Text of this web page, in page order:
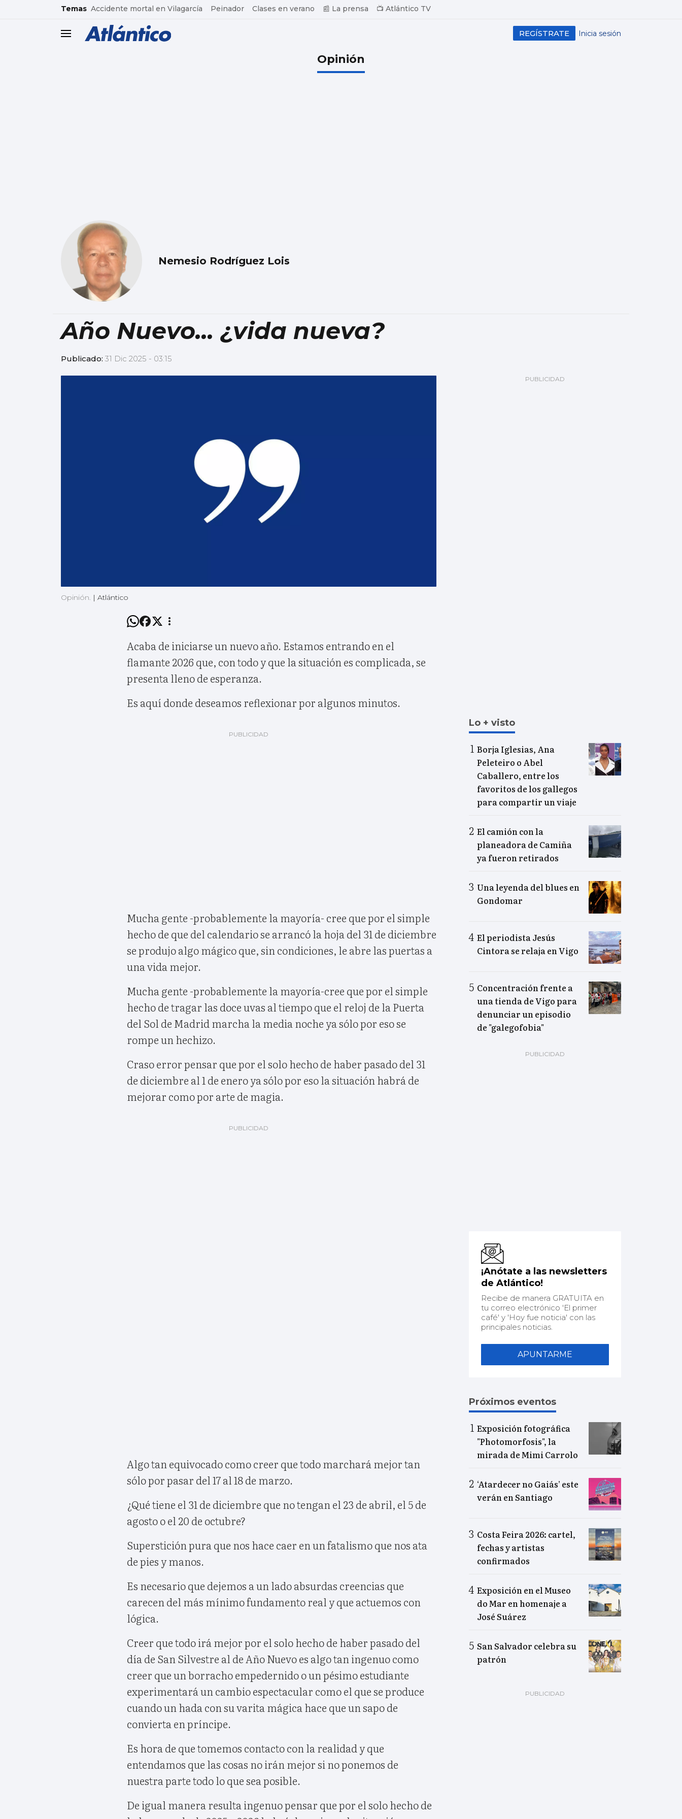
common.go-to-content
Temas Accidente mortal en Vilagarcía Peinador Clases en verano 📰 La prensa 📺 Atlántico TV
header.menu.open Inicia sesión
REGÍSTRATE
Opinión
Nemesio Rodríguez Lois
Año Nuevo... ¿vida nueva?
Publicado: 31 Dic 2025 - 03:15
Opinión. | Atlántico
Acaba de iniciarse un nuevo año. Estamos entrando en el
flamante 2026 que, con todo y que la situación es complicada, se
presenta lleno de esperanza.
Es aquí donde deseamos reflexionar por algunos minutos.
Mucha gente -probablemente la mayoría- cree que por el simple
hecho de que del calendario se arrancó la hoja del 31 de diciembre
se produjo algo mágico que, sin condiciones, le abre las puertas a
una vida mejor.
Mucha gente -probablemente la mayoría-cree que por el simple
hecho de tragar las doce uvas al tiempo que el reloj de la Puerta
del Sol de Madrid marcha la media noche ya sólo por eso se
rompe un hechizo.
Craso error pensar que por el solo hecho de haber pasado del 31
de diciembre al 1 de enero ya sólo por eso la situación habrá de
mejorar como por arte de magia.
Algo tan equivocado como creer que todo marchará mejor tan
sólo por pasar del 17 al 18 de marzo.
¿Qué tiene el 31 de diciembre que no tengan el 23 de abril, el 5 de
agosto o el 20 de octubre?
Superstición pura que nos hace caer en un fatalismo que nos ata
de pies y manos.
Es necesario que dejemos a un lado absurdas creencias que
carecen del más mínimo fundamento real y que actuemos con
lógica.
Creer que todo irá mejor por el solo hecho de haber pasado del
día de San Silvestre al de Año Nuevo es algo tan ingenuo como
creer que un borracho empedernido o un pésimo estudiante
experimentará un cambio espectacular como el que se produce
cuando un hada con su varita mágica hace que un sapo de
convierta en príncipe.
Es hora de que tomemos contacto con la realidad y que
entendamos que las cosas no irán mejor si no ponemos de
nuestra parte todo lo que sea posible.
De igual manera resulta ingenuo pensar que por el solo hecho de
Lo + visto
Borja Iglesias, Ana
Peleteiro o Abel
Caballero, entre los
favoritos de los gallegos
para compartir un viaje
El camión con la
planeadora de Camiña
ya fueron retirados
Una leyenda del blues en
Gondomar
El periodista Jesús
Cintora se relaja en Vigo
Concentración frente a
una tienda de Vigo para
denunciar un episodio
de "galegofobia"
¡Anótate a las newsletters
de Atlántico!
Recibe de manera GRATUITA en
tu correo electrónico 'El primer
café' y 'Hoy fue noticia' con las
principales noticias.
APUNTARME
Próximos eventos
Exposición fotográfica
"Photomorfosis", la
mirada de Mimi Carrolo
‘Atardecer no Gaiás’ este
verán en Santiago
Costa Feira 2026: cartel,
fechas y artistas
confirmados
Exposición en el Museo
do Mar en homenaje a
José Suárez
San Salvador celebra su
patrón